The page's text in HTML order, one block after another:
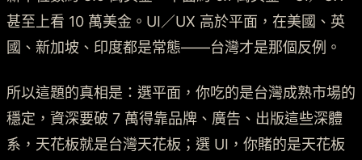
甚至上看 10 萬美金。UI／UX 高於平面，在美國、英
國、新加坡、印度都是常態——台灣才是那個反例。
所以這題的真相是：選平面，你吃的是台灣成熟市場的
穩定，資深要破 7 萬得靠品牌、廣告、出版這些深體
系，天花板就是台灣天花板；選 UI，你賭的是天花板